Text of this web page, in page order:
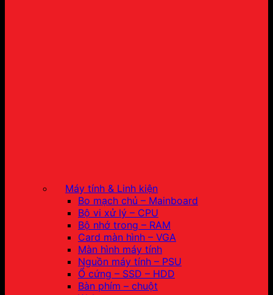
Máy tính & Linh kiện
Bo mạch chủ – Mainboard
Bộ vi xử lý – CPU
Bộ nhớ trong – RAM
Card màn hình – VGA
Màn hình máy tính
Nguồn máy tính – PSU
Ổ cứng – SSD – HDD
Bàn phím – chuột